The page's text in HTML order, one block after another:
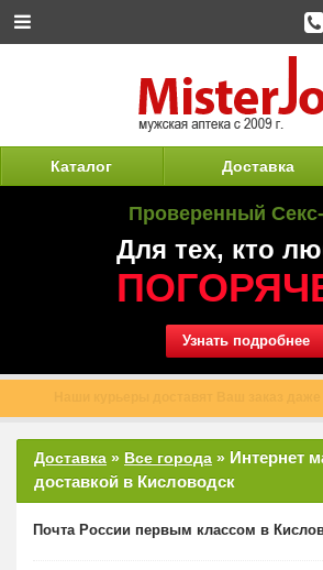
Каталог Доставка
Проверенный
Для тех, кто
Узнать подробнее
Доставка » Все города » Интернет
доставкой в Кисловодск
Почта России первым классом в